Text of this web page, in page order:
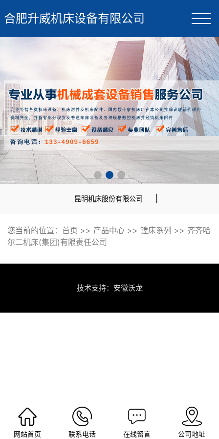
合肥升威机床设备有限公司
昆明机床股份有限公司
齐齐哈尔二机床(集团)有限责任公司 |
您当前的位置： 首页 >> 产品中心 >> 镗床系列 >> 齐齐哈
尔二机床(集团)有限责任公司
技术支持：安徽沃龙
网站首页 联系电话 在线留言 公司地址